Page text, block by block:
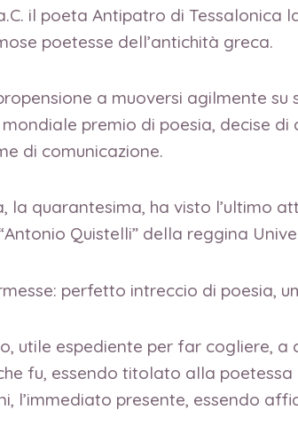
il poeta Antipatro di Tessalonica
poetesse dell’antichità greca.
a muoversi agilmente
premio di poesia, decise
di comunicazione.
quarantesima, ha visto l’ultimo
Quistelli” della reggina
perfetto intreccio di poesia,
espediente per far cogliere, a
fu, essendo titolato alla poetessa
l’immediato presente, essendo